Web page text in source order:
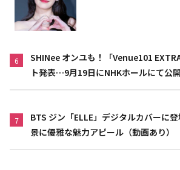
6
SHINee オンユも！「Venue101
ト発表…9月19日にNHKホールにて公
7
BTS ジン「ELLE」デジタルカバーに
景に優雅な魅力アピール（動画あり）